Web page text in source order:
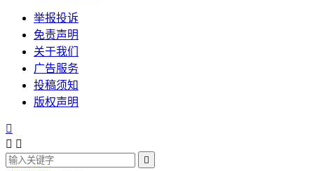
举报投诉
免责声明
关于我们
广告服务
投稿须知
版权声明

 
